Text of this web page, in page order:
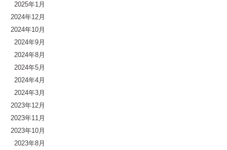
2025年1月
2024年12月
2024年10月
2024年9月
2024年8月
2024年5月
2024年4月
2024年3月
2023年12月
2023年11月
2023年10月
2023年8月